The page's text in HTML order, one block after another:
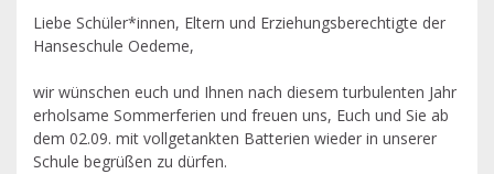
Liebe Schüler*innen, Eltern und Erziehungsberechtigte der
Hanseschule Oedeme,
wir wünschen euch und Ihnen nach diesem turbulenten Jahr
erholsame Sommerferien und freuen uns, Euch und Sie ab
dem 02.09. mit vollgetankten Batterien wieder in unserer
Schule begrüßen zu dürfen.